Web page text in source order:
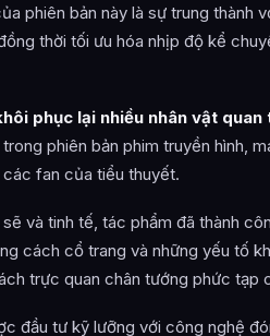
phiên bản này là sự trung thành
thời tối ưu hóa nhịp độ kể
phục lại nhiều nhân vật quan
phiên bản phim truyền hình,
fan của tiểu thuyết.
và tinh tế, tác phẩm đã thành
cách cổ trang và những yếu tố
trực quan chân tướng phức tạp
đầu tư kỹ lưỡng với công nghệ